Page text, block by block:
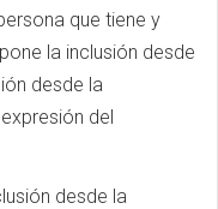
que tiene y
la inclusión desde
desde la
del
desde la